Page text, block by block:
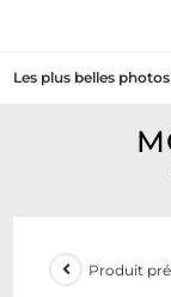
Les plus belles
Produit